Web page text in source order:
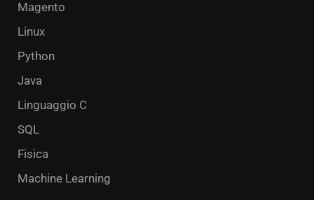
Magento
Linux
Python
Java
Linguaggio C
SQL
Fisica
Machine Learning